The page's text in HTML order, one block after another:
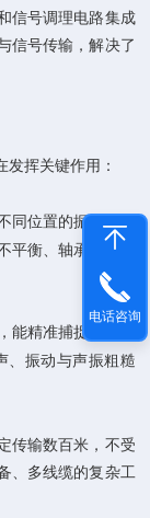
信号调理电路集成
信号传输，解决了
发挥关键作用：
同位置的振动加速
平衡、轴承故障、
能精准捕捉电机高
、振动与声振粗糙
传输数百米，不受
、多线缆的复杂工
电话咨询